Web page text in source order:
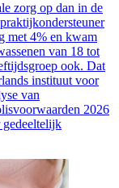
zorg op dan in de
met 4% en kwam
van 18 tot
ook. Dat
instituut voor
van
2026
gedeeltelijk